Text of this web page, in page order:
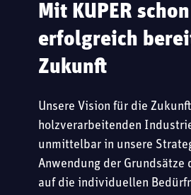
Mit KUPER
erfolgreich
Zukunft
Unsere Vision für die
holzverarbeitenden
unmittelbar in unsere
Anwendung der
auf die individuellen